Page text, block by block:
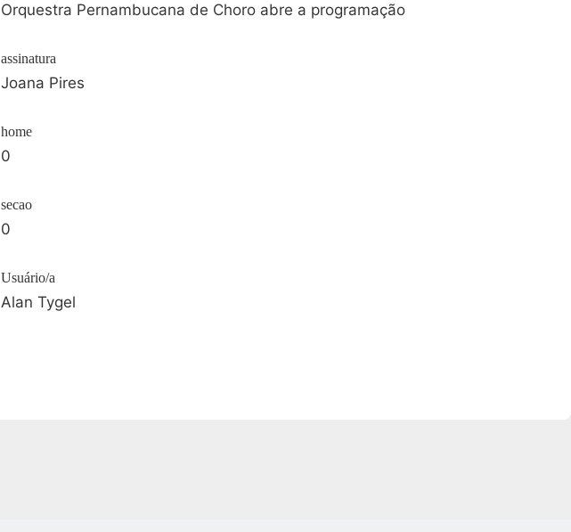
Orquestra Pernambucana de Choro abre a programação
assinatura
Joana Pires
home
0
secao
0
Usuário/a
Alan Tygel